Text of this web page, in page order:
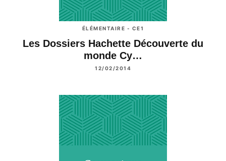
ÉLÉMENTAIRE - CE1
Les Dossiers Hachette Découverte du
monde Cy…
12/02/2014